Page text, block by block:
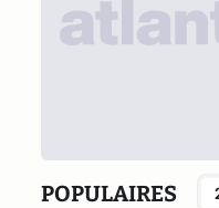
POPULAIRES